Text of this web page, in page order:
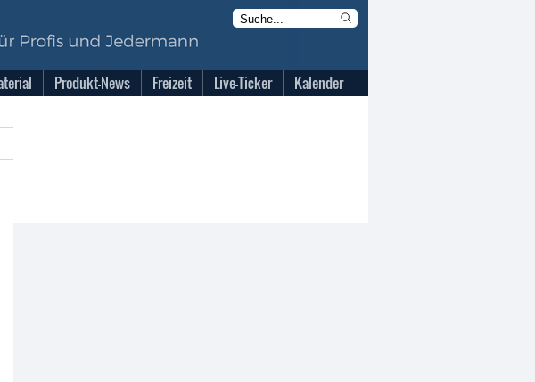
Produkt-News Freizeit Live-Ticker Kalender